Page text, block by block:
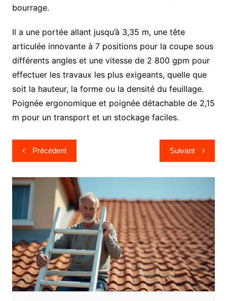
bourrage.
Il a une portée allant jusqu’à 3,35 m, une tête
articulée innovante à 7 positions pour la coupe sous
différents angles et une vitesse de 2 800 gpm pour
effectuer les travaux les plus exigeants, quelle que
soit la hauteur, la forme ou la densité du feuillage.
Poignée ergonomique et poignée détachable de 2,15
m pour un transport et un stockage faciles.
Navigation
de
l’article
Précédent Suivant